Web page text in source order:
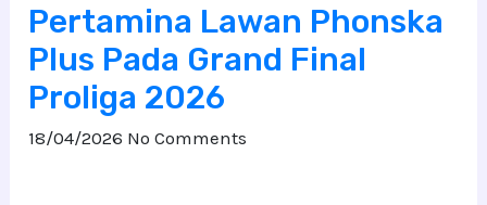
Pertamina Lawan Phonska
Plus Pada Grand Final
Proliga 2026
18/04/2026 No Comments